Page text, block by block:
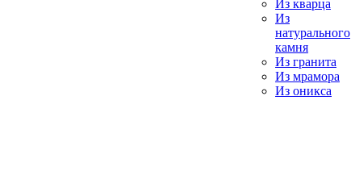
Из кварца
Из
натурального
камня
Из гранита
Из мрамора
Из оникса